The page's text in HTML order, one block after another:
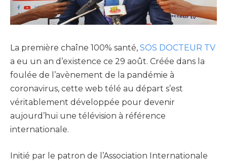
La première chaîne 100% santé, SOS DOCTEUR TV
a eu un an d’existence ce 29 août. Créée dans la
foulée de l’avènement de la pandémie à
coronavirus, cette web télé au départ s’est
véritablement développée pour devenir
aujourd’hui une télévision à référence
internationale.
Initié par le patron de l’Association Internationale